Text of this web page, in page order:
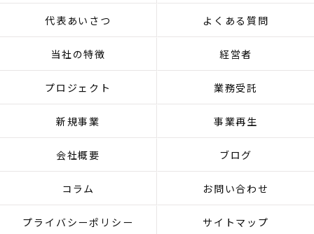
代表あいさつ よくある質問
当社の特徴 経営者
プロジェクト 業務受託
新規事業 事業再生
会社概要 ブログ
コラム お問い合わせ
プライバシーポリシー サイトマップ